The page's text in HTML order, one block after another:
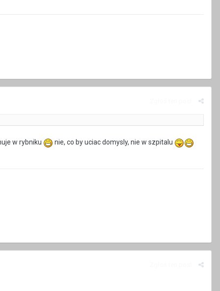
w rybniku nie, co by uciac domysly, nie w szpitalu